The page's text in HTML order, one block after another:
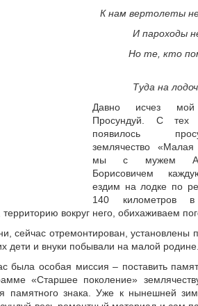
К нам вертолеты
И пароходы
Но те, кто
Туда на
Давно исчез мой
Просундуй. С тех
появилось
землячество «Малая
мы с мужем
Борисовичем
ездим на лодке по
140 километров
вокруг него, обихаживаем
сейчас отремонтирован, установлены
дети и внуки побывали на малой родине.
была особая миссия – поставить
«Старшее поколение»
памятного знака. Уже к нынешней